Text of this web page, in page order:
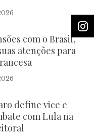
com o Brasil,
atenções para
define vice e
com Lula na